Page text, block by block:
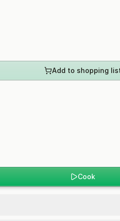
Add to shopping
Cook